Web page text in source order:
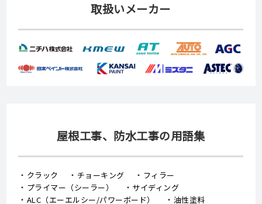
取扱いメーカー
屋根工事、防水工事の用語集
クラック チョーキング
フィラー
プライマー（シーラー）
サイディング
ALC（エーエルシー/パワーボード）
油性塗料